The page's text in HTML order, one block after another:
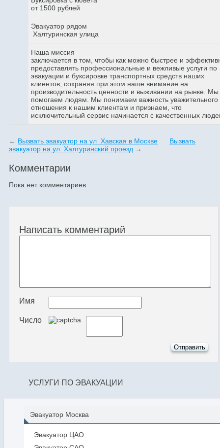
от 1500 рублей
Эвакуатор рядом
Халтуринская улица
Наша миссия
заключается в том, чтобы как можно быстрее и
предоставлять профессиональные и вежливые услуги по
эвакуации и буксировке транспортных средств наших
клиентов, сохраняя при этом наше внимание на
производительность ценности и выживании на рынке. Мы
помогаем людям. Мы понимаем важность уважительного
отношения к нашим клиентам и признаем, что
исключительный сервис начинается с качественных
← Вызвать эвакуатор на ул Хавская в Москве
Вызвать
эвакуатор на ул Халтуринский проезд →
Комментарии
Пока нет комментариев
Написать комментарий
Имя
Число
УСЛУГИ ПО ЭВАКУАЦИИ
Эвакуатор Москва
Эвакуатор ЦАО